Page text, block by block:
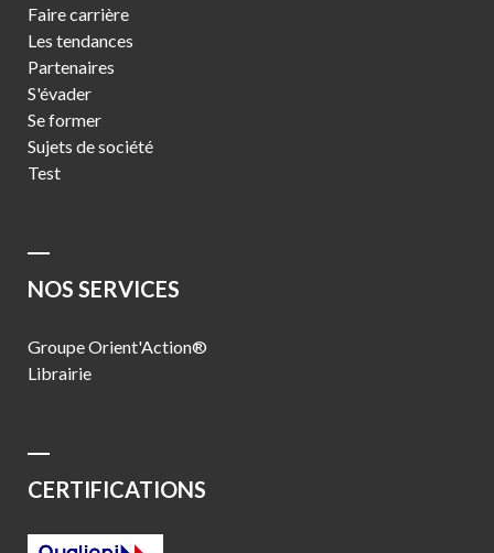
Faire carrière
Les tendances
Partenaires
S'évader
Se former
Sujets de société
Test
NOS SERVICES
Groupe Orient'Action®
Librairie
CERTIFICATIONS